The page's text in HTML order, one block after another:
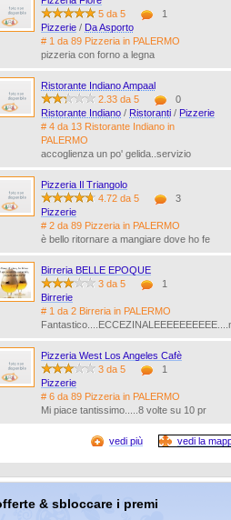
5 da 5
1
Pizzerie / Da Asporto
# 1 da 89 Pizzeria in PALERMO
pizzeria con forno a legna
Ristorante Indiano Ampaal
2.33 da 5
0
Ristorante Indiano / Ristoranti / Pizzerie
# 4 da 13 Ristorante Indiano in
PALERMO
accoglienza un po' gelida..servizio
Pizzeria Il Triangolo
4.72 da 5
3
Pizzerie
# 2 da 89 Pizzeria in PALERMO
è bello ritornare a mangiare dove ho fe
Birreria BELLE EPOQUE
3 da 5
1
Birrerie
# 1 da 2 Birreria in PALERMO
Pizzeria West Los Angeles Cafè
3 da 5
1
Pizzerie
# 6 da 89 Pizzeria in PALERMO
Mi piace tantissimo.....8 volte su 10 pr
vedi più vedi la
& sbloccare i premi